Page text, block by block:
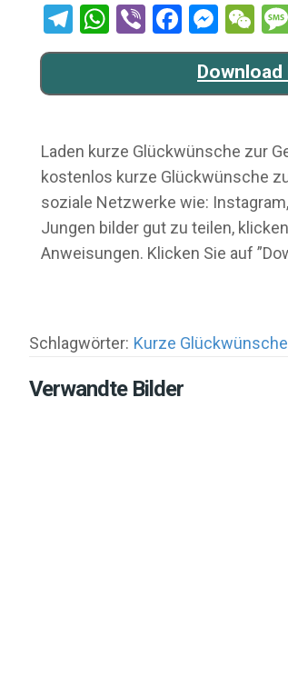
Telegram
WhatsApp
Viber
Download
Laden kurze Glückwünsche zur
kostenlos kurze Glückwünsche
soziale Netzwerke wie:
Jungen bilder gut zu teilen,
Anweisungen. Klicken Sie auf
Schlagwörter: Kurze
Verwandte Bilder